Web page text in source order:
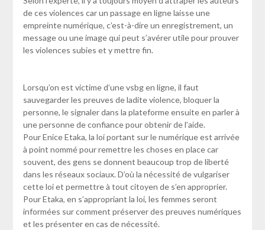
de ces violences car un passage en ligne laisse une
empreinte numérique, c’est-à-dire un enregistrement, un
message ou une image qui peut s’avérer utile pour prouver
les violences subies et y mettre fin.
Lorsqu’on est victime d’une vsbg en ligne, il faut
sauvegarder les preuves de ladite violence, bloquer la
personne, le signaler dans la plateforme ensuite en parler à
une personne de confiance pour obtenir de l’aide.
Pour Enice Etaka, la loi portant sur le numérique est arrivée
à point nommé pour remettre les choses en place car
souvent, des gens se donnent beaucoup trop de liberté
dans les réseaux sociaux. D’où la nécessité de vulgariser
cette loi et permettre à tout citoyen de s’en approprier.
Pour Etaka, en s’appropriant la loi, les femmes seront
informées sur comment préserver des preuves numériques
et les présenter en cas de nécessité.